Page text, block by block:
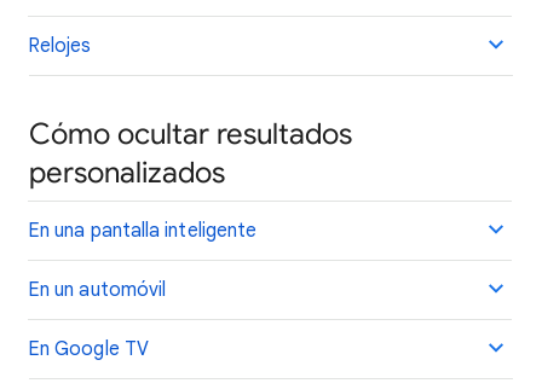
Relojes
Cómo ocultar resultados
personalizados
En una pantalla inteligente
En un automóvil
En Google TV